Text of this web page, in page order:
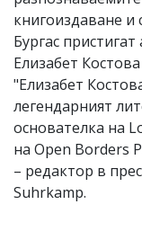
книгоиздаване и
Бургас
Елизабет
"Елизабет
легендарният
основателка на
на Open Borders
– редактор в
Suhrkamp.